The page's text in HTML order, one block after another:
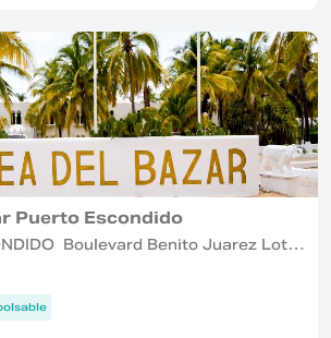
Puerto Escondido
Benito Juarez Lote 7 -Bacocho , PUERTO ESCONDIDO